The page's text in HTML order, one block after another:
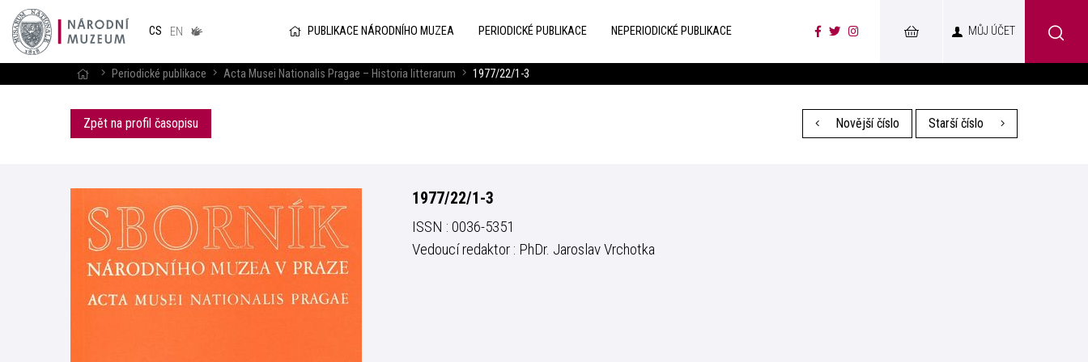
CS EN
v českém
PUBLIKACE NÁRODNÍHO MUZEA PERIODICKÉ PUBLIKACE NEPERIODICKÉ PUBLIKACE MŮJ ÚČET
Periodické publikace Acta Musei Nationalis Pragae – Historia litterarum 1977/22/1-3
Zpět na profil časopisu Novější číslo Starší číslo
1977/22/1-3
ISSN : 0036-5351
Vedoucí redaktor : PhDr. Jaroslav Vrchotka